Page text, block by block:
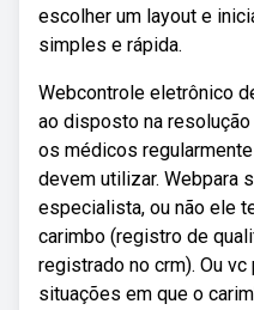
escolher um layout e
simples e rápida.
Webcontrole eletrônico
ao disposto na
os médicos
devem utilizar. Webpara
especialista, ou não ele
carimbo (registro de
registrado no crm). Ou
situações em que o